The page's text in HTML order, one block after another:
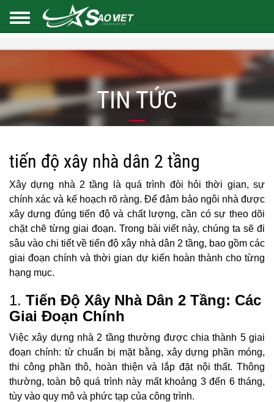
TIN TỨC
tiến độ xây nhà dân 2 tầng
Xây dựng nhà 2 tầng là quá trình đòi hỏi thời gian, sự
chính xác và kế hoạch rõ ràng. Để đảm bảo ngôi nhà được
xây dựng đúng tiến độ và chất lượng, cần có sự theo dõi
chặt chẽ từng giai đoạn. Trong bài viết này, chúng ta sẽ đi
sâu vào chi tiết về tiến độ xây nhà dân 2 tầng, bao gồm các
giai đoạn chính và thời gian dự kiến hoàn thành cho từng
hạng mục.
1. Tiến Độ Xây Nhà Dân 2 Tầng: Các
Giai Đoạn Chính
Việc xây dựng nhà 2 tầng thường được chia thành 5 giai
đoạn chính: từ chuẩn bị mặt bằng, xây dựng phần móng,
thi công phần thô, hoàn thiện và lắp đặt nội thất. Thông
thường, toàn bộ quá trình này mất khoảng 3 đến 6 tháng,
tùy vào quy mô và phức tạp của công trình.